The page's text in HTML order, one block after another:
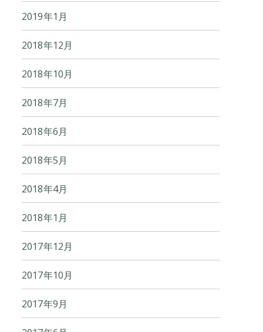
2019年1月
2018年12月
2018年10月
2018年7月
2018年6月
2018年5月
2018年4月
2018年1月
2017年12月
2017年10月
2017年9月